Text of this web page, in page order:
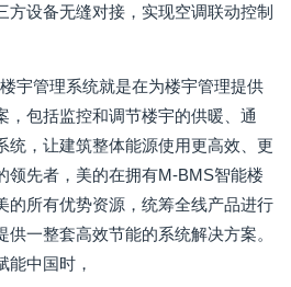
方设备无缝对接，实现空调联动控制
宇管理系统就是在为楼宇管理提供
，包括监控和调节楼宇的供暖、通
统，让建筑整体能源使用更高效、更
领先者，美的在拥有M-BMS智能楼
的所有优势资源，统筹全线产品进行
一整套高效节能的系统解决方案。
能中国时，